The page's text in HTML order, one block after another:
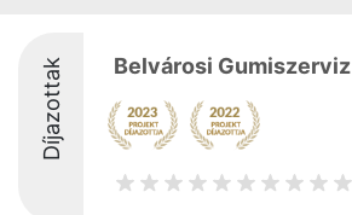
Díjazottak Belvárosi Gumiszerviz